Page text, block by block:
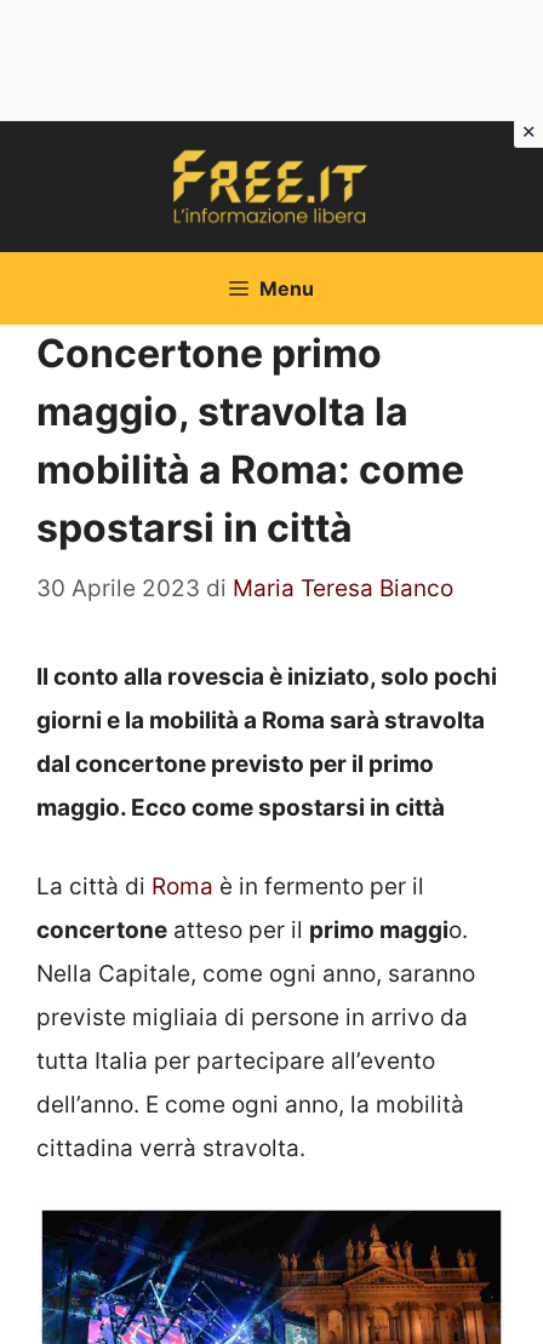
Menu
Concertone primo
maggio, stravolta la
mobilità a Roma: come
spostarsi in città
30 Aprile 2023 di Maria Teresa Bianco
Il conto alla rovescia è iniziato, solo pochi
giorni e la mobilità a Roma sarà stravolta
dal concertone previsto per il primo
maggio. Ecco come spostarsi in città
La città di Roma è in fermento per il
concertone atteso per il primo maggio.
Nella Capitale, come ogni anno, saranno
previste migliaia di persone in arrivo da
tutta Italia per partecipare all’evento
dell’anno. E come ogni anno, la mobilità
cittadina verrà stravolta.